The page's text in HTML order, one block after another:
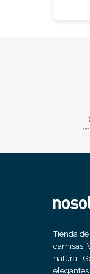
Tienda
camisas.
natural.